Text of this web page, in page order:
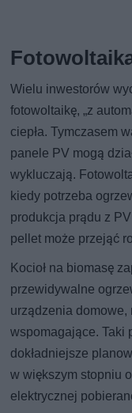
Wielu inwestorów
fotowoltaikę, „z
ciepła. Tymczasem
panele PV mogą
wykluczają.
kiedy potrzeba
produkcja prądu z
pellet może przejąć
Kocioł na biomasę
przewidywalne
urządzenia domowe,
wspomagające. Taki
dokładniejsze
w większym stopniu
elektrycznej